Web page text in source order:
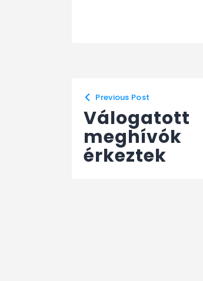
Previous Post
Válogatott
meghívók
érkeztek